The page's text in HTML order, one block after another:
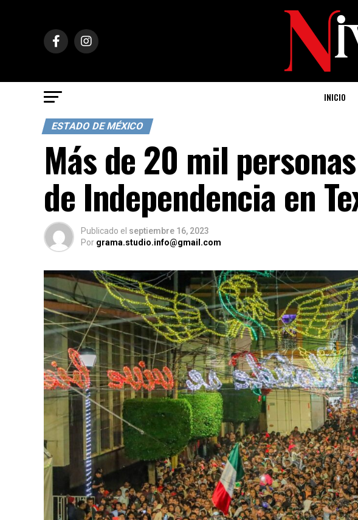
INICIO
ESTADO DE MÉXICO
Más de 20 mil
de Independencia en
Publicado el septiembre 16, 2023
Por grama.studio.info@gmail.com